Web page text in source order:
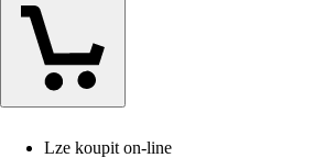
Lze koupit on-line